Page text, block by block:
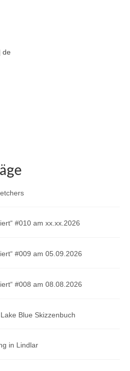
de
#010 am xx.xx.2026
#009 am 05.09.2026
#008 am 08.08.2026
Blue Skizzenbuch
in Lindlar